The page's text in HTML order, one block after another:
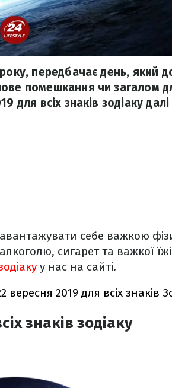
передбачає день, який
помешкання чи загалом
для всіх знаків зодіаку далі
себе важкою
сигарет та важкої
у нас на сайті.
2019 для всіх знаків
знаків зодіаку